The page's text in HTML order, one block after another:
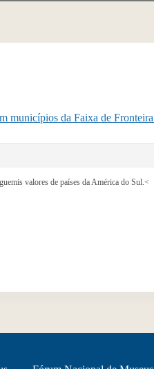
municípios da Faixa de
valores de países da América do Sul.<